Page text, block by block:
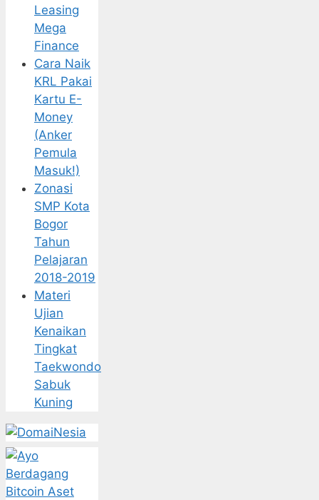
Leasing
Mega
Finance
Cara Naik
KRL Pakai
Kartu E-
Money
(Anker
Pemula
Masuk!)
Zonasi
SMP Kota
Bogor
Tahun
Pelajaran
2018-2019
Materi
Ujian
Kenaikan
Tingkat
Taekwondo
Sabuk
Kuning